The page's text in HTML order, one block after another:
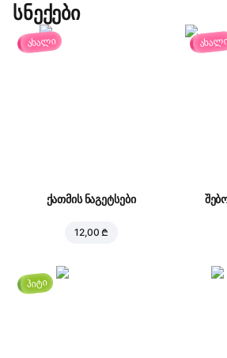
სნექები
ახალი
ქათმის ნაგეტსები
12,00 ₾
ჰიტი